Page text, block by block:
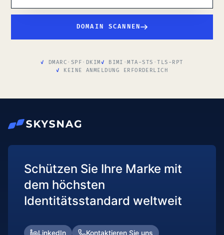
DOMAIN SCANNEN
DMARC · SPF · DKIM BIMI ·MTA-STS ·TLS-RPT
KEINE ANMELDUNG ERFORDERLICH
Schützen Sie Ihre Marke mit
dem höchsten
Identitätsstandard weltweit
LinkedIn Kontaktieren Sie uns